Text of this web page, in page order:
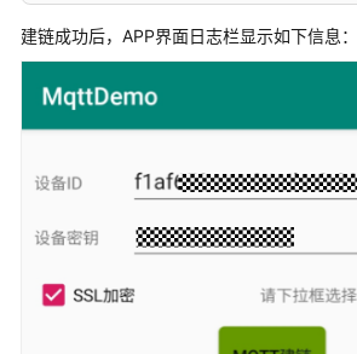
建链成功后，APP界面日志栏显示如下信息：